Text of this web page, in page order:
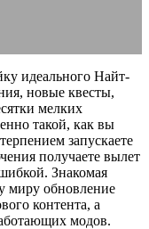
идеального Найт-
новые квесты,
мелких
такой, как вы
запускаете
получаете вылет
Знакомая
миру обновление
контента, а
модов.